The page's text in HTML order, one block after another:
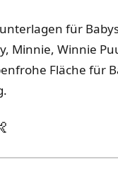
für
Minnie, Winnie
Fläche für